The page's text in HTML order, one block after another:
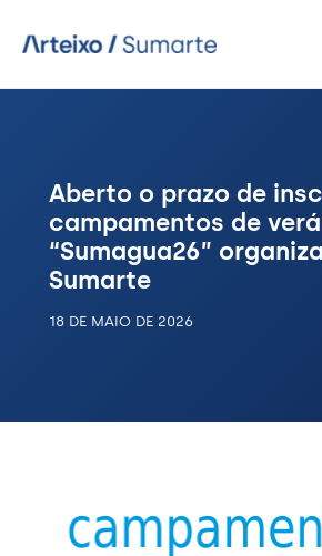
Aberto o prazo de
campamentos de
“Sumagua26”
Sumarte
18 DE MAIO DE 2026